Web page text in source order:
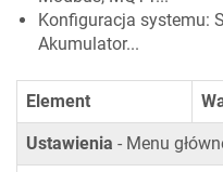
Konfiguracja systemu:
Akumulator...
Element
Ustawienia - Menu